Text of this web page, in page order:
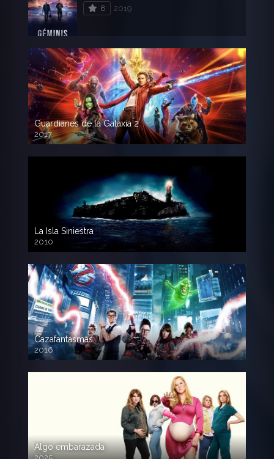
8
2019
Guardianes de la Galaxia 2
2017
720p HD
La Isla Siniestra
2010
720p HD
Cazafantasmas
2016
720p HD
Algo embarazada